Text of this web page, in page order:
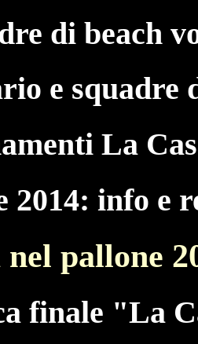
di beach
e squadre
La
2014: info e
nel pallone
finale "La